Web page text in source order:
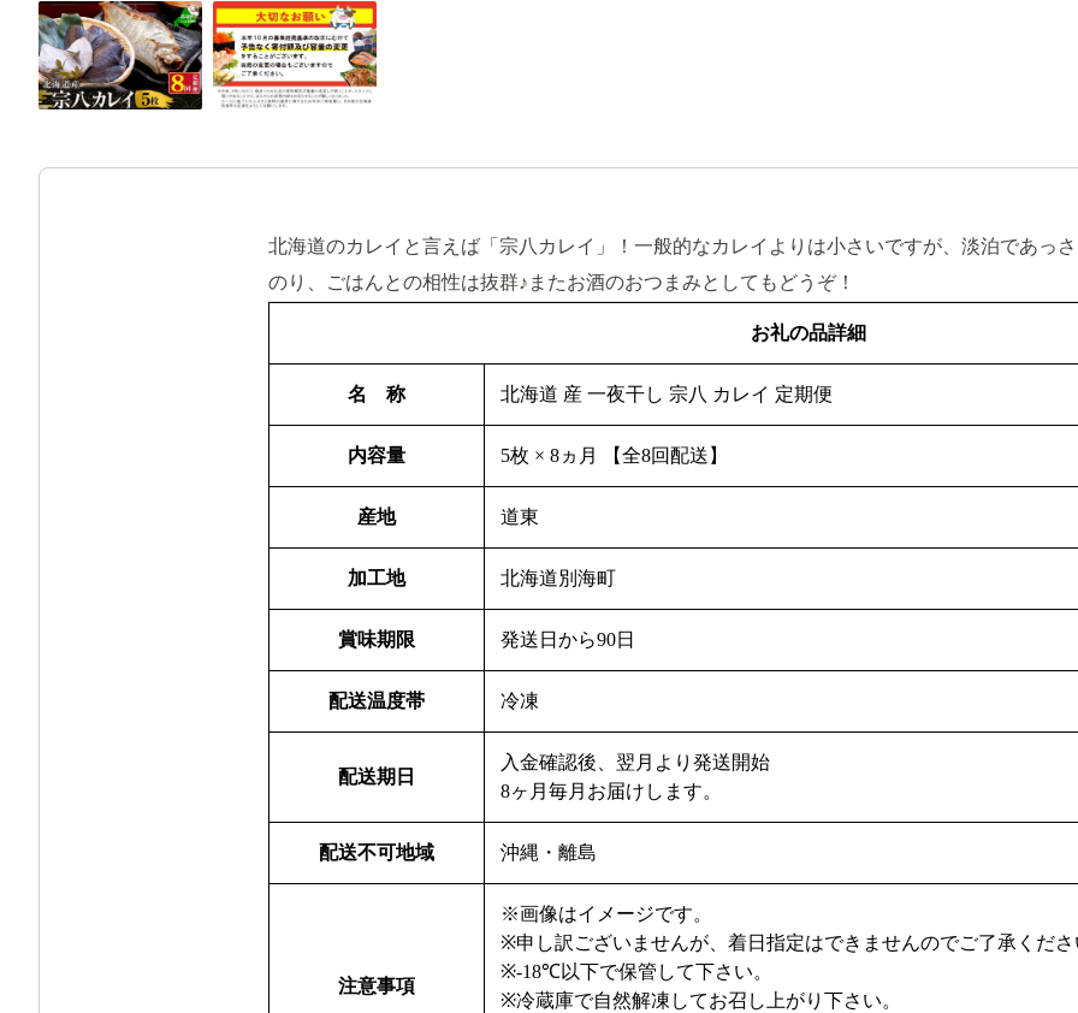
北海道のカレイと言えば「宗八カレイ」！一般的なカレイよりは小さいですが、淡泊であっ
のり、ごはんとの相性は抜群♪またお酒のおつまみとしてもどうぞ！
お礼の品詳細
名 称 北海道 産 一夜干し 宗八 カレイ 定期便
内容量 5枚 × 8ヵ月 【全8回配送】
産地 道東
加工地 北海道別海町
賞味期限 発送日から90日
配送温度帯 冷凍
配送期日
入金確認後、翌月より発送開始
8ヶ月毎月お届けします。
配送不可地域 沖縄・離島
注意事項
※画像はイメージです。
※申し訳ございませんが、着日指定はできませんのでご了承くだ
※-18℃以下で保管して下さい。
※冷蔵庫で自然解凍してお召し上がり下さい。